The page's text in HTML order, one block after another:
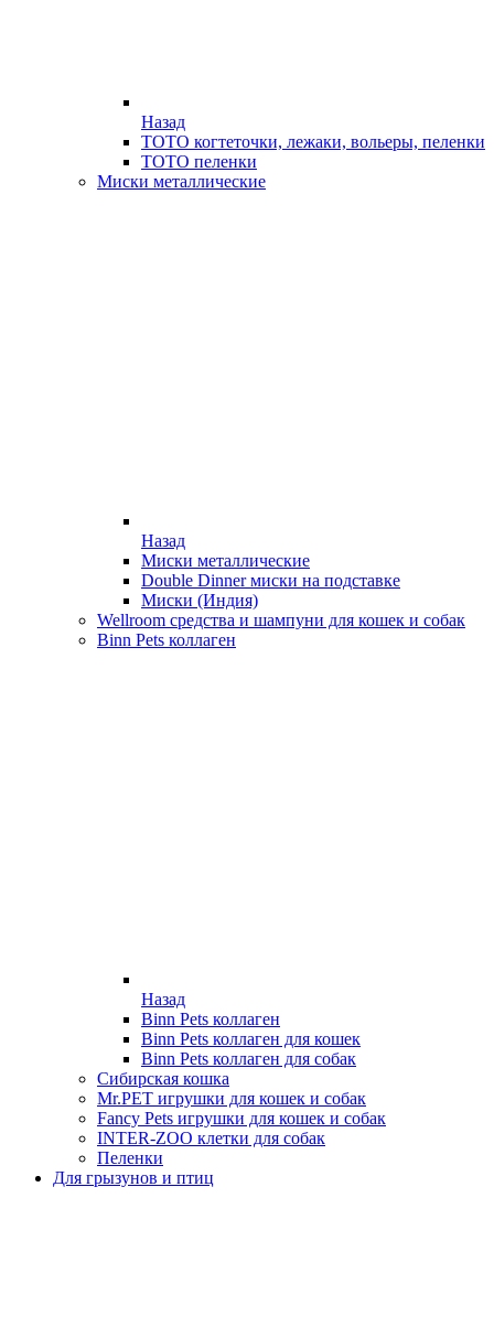
Назад
ТОТО когтеточки, лежаки, вольеры, пеленки
ТОТО пеленки
Миски металлические
Назад
Миски металлические
Double Dinner миски на подставке
Миски (Индия)
Wellroom средства и шампуни для кошек и собак
Binn Pets коллаген
Назад
Binn Pets коллаген
Binn Pets коллаген для кошек
Binn Pets коллаген для собак
Сибирская кошка
Mr.PET игрушки для кошек и собак
Fancy Pets игрушки для кошек и собак
INTER-ZOO клетки для собак
Пеленки
Для грызунов и птиц